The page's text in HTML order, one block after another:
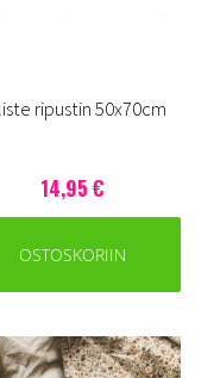
ripustin 50x70cm
14,95 €
OSTOSKORIIN